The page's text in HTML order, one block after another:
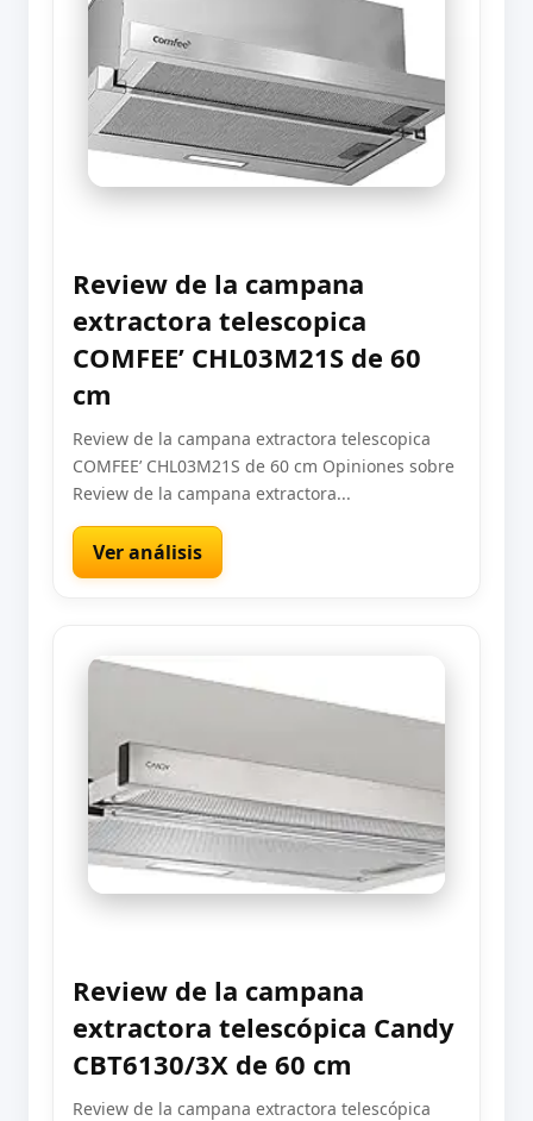
Review de la campana
extractora telescopica
COMFEE’ CHL03M21S de 60
cm
Review de la campana extractora telescopica
COMFEE’ CHL03M21S de 60 cm Opiniones sobre
Review de la campana extractora...
Ver análisis
Review de la campana
extractora telescópica Candy
CBT6130/3X de 60 cm
Review de la campana extractora telescópica